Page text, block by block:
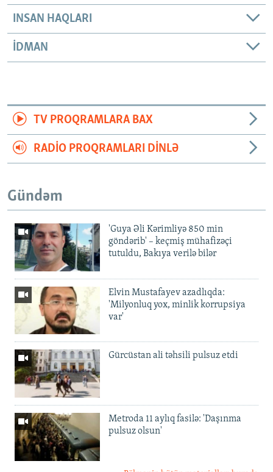
INSAN HAQLARI
İDMAN
TV PROQRAMLARA BAX
RADIO PROQRAMLARI DINLƏ
Gündəm
'Guya Əli Kərimliyə 850 min
göndərib' – keçmiş mühafizəçi
tutuldu, Bakıya verilə bilər
Elvin Mustafayev azadlıqda:
'Milyonluq yox, minlik korrupsiya
var'
Gürcüstan ali təhsili pulsuz etdi
Metroda 11 aylıq fasilə: 'Daşınma
pulsuz olsun'